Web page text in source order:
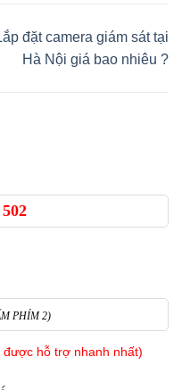
đặt camera giám sát tại
Hà Nội giá bao nhiêu ?
PHÍM 2)
hỗ trợ nhanh nhất)